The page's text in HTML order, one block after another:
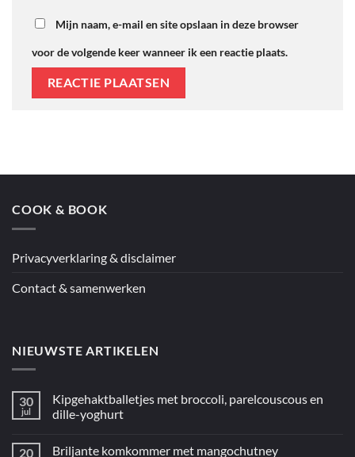
Mijn naam, e-mail en site opslaan in deze browser
voor de volgende keer wanneer ik een reactie plaats.
COOK & BOOK
Privacyverklaring & disclaimer
Contact & samenwerken
NIEUWSTE ARTIKELEN
30
jul
Kipgehaktballetjes met broccoli, parelcouscous en
dille-yoghurt
op
20 Briljante komkommer met mangochutney